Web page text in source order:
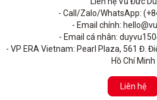
- Call/Zalo/WhatsApp:
- Email chính:
- Email cá nhân:
- VP ERA Vietnam: Pearl Plaza, 561 Đ.
Hồ Chí Minh
Liên hệ